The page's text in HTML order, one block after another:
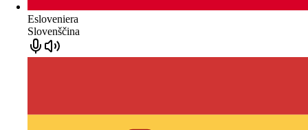
Esloveniera
Slovenščina